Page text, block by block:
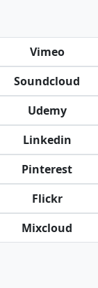
Vimeo
Soundcloud
Udemy
Linkedin
Pinterest
Flickr
Mixcloud